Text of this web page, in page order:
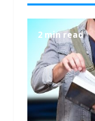
2 min read